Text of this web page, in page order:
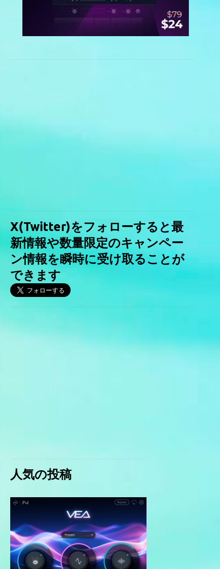
X(Twitter)をフォローすると最
新情報や数量限定のキャンペー
ン情報を瞬時に受け取ることが
できます
人気の投稿